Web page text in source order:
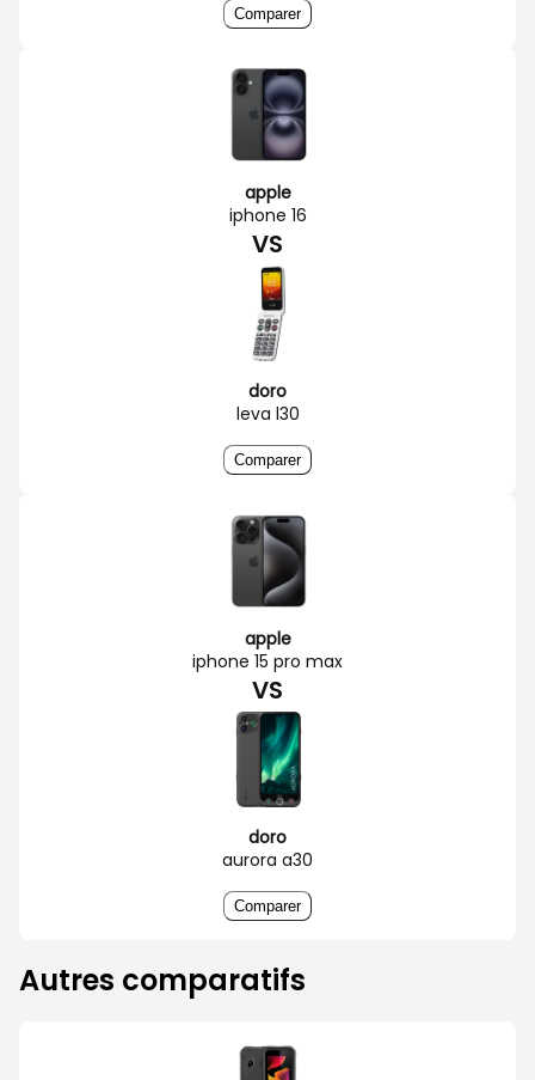
Comparer
apple
iphone 16
VS
doro
leva l30
Comparer
apple
iphone 15 pro max
VS
doro
aurora a30
Comparer
Autres comparatifs